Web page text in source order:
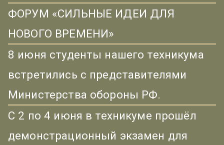
ФОРУМ «СИЛЬНЫЕ ИДЕИ ДЛЯ
НОВОГО ВРЕМЕНИ»
8 июня студенты нашего техникума
встретились с представителями
Министерства обороны РФ.
С 2 по 4 июня в техникуме прошёл
демонстрационный экзамен для